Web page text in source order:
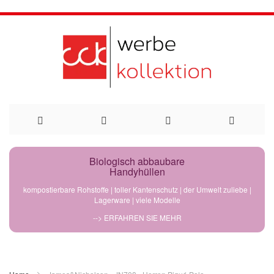
Direkt
Biologisch abbaubare
Handyhüllen
kompostierbare Rohstoffe | toller Kantenschutz | der Umwelt zuliebe |
Lagerware | viele Modelle
--> ERFAHREN SIE MEHR